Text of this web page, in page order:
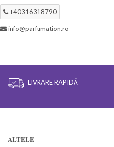
+40316318790
info@parfumation.ro
LIVRARE RAPIDĂ
ALTELE